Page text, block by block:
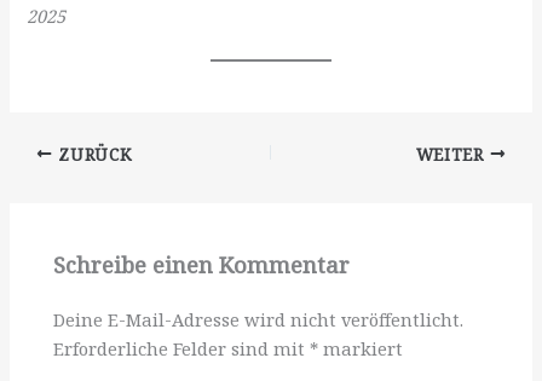
2025
ZURÜCK WEITER
Schreibe einen Kommentar
Deine E-Mail-Adresse wird nicht veröffentlicht.
Erforderliche Felder sind mit * markiert